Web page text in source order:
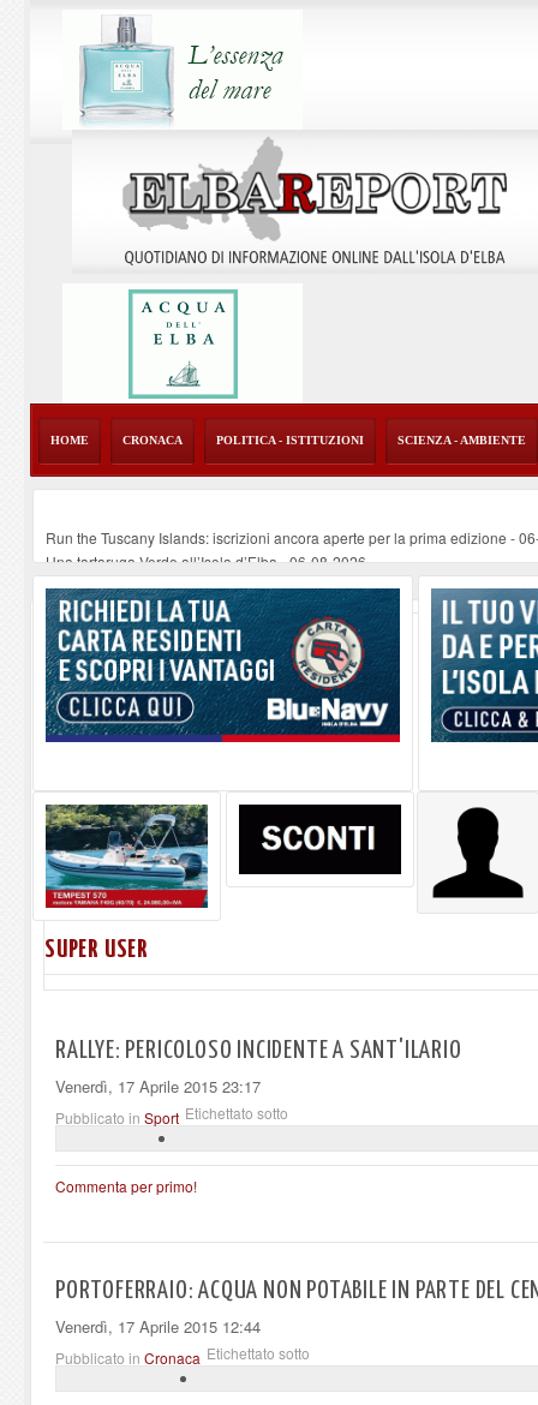
HOME CRONACA POLITICA - ISTITUZIONI SCIENZA - AMBIENTE
Run the Tuscany Islands: iscrizioni ancora aperte per la prima edizione -
Una tartaruga Verde all’Isola d’Elba-06-08-2026
Furgone in fiamme a Capoliveri, illeso il conducente-06-08-2026
Campo: chiusura della biblioteca comunale in occasione del Santo Patrono
A Carpani si apre la Festa di Liberazione: il programma della prima serata-
SUPER USER
RALLYE: PERICOLOSO INCIDENTE A SANT'ILARIO
Venerdì, 17 Aprile 2015 23:17
Pubblicato in Sport Etichettato sotto
Commenta per primo!
PORTOFERRAIO: ACQUA NON POTABILE IN PARTE DEL
Venerdì, 17 Aprile 2015 12:44
Pubblicato in Cronaca Etichettato sotto